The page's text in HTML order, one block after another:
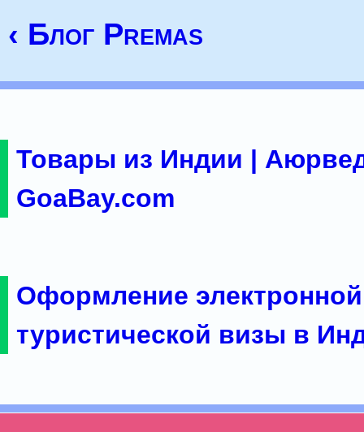
‹ Блог Premas
Товары из Индии |
GoaBay.com
Оформление электронной
туристической визы в